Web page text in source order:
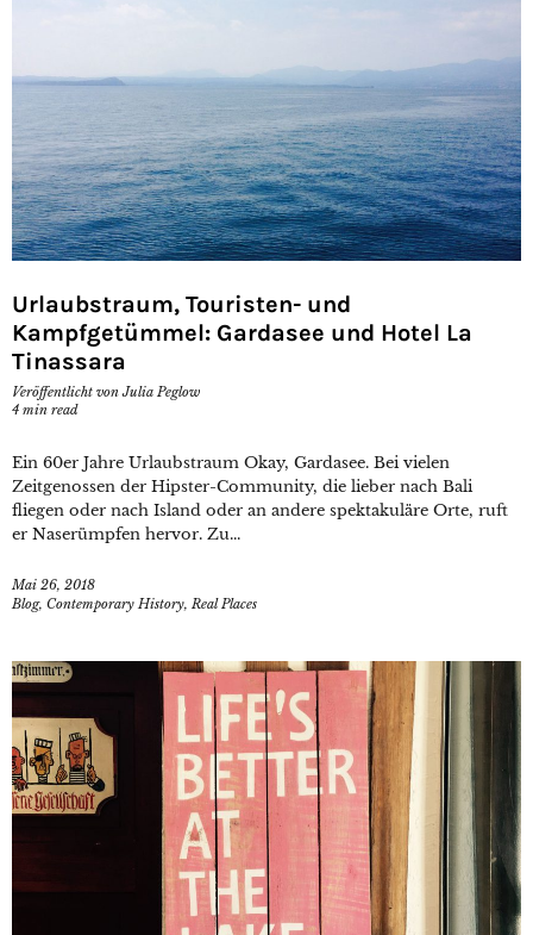
Urlaubstraum, Touristen- und
Kampfgetümmel: Gardasee und Hotel La
Tinassara
Veröffentlicht vonJulia Peglow
4 min read
Ein 60er Jahre Urlaubstraum Okay, Gardasee. Bei vielen
Zeitgenossen der Hipster-Community, die lieber nach Bali
fliegen oder nach Island oder an andere spektakuläre Orte, ruft
er Naserümpfen hervor. Zu...
Mai 26, 2018
Blog, Contemporary History, Real Places